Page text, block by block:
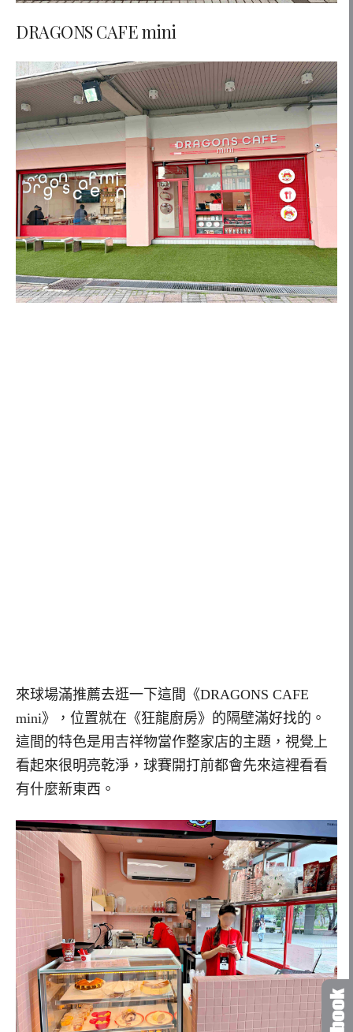
DRAGONS CAFE mini
來球場滿推薦去逛一下這間《DRAGONS CAFE
mini》，位置就在《狂龍廚房》的隔壁滿好找的。
這間的特色是用吉祥物當作整家店的主題，視覺上
看起來很明亮乾淨，球賽開打前都會先來這裡看看
有什麼新東西。